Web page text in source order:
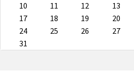
10
11 12 13
17
18 19 20
24
25 26 27
31